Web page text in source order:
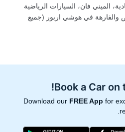
الميني فان، السيارات الرياضية
والفارهة في هوشي اربور (جميع
Book a Car on
Download our FREE App for